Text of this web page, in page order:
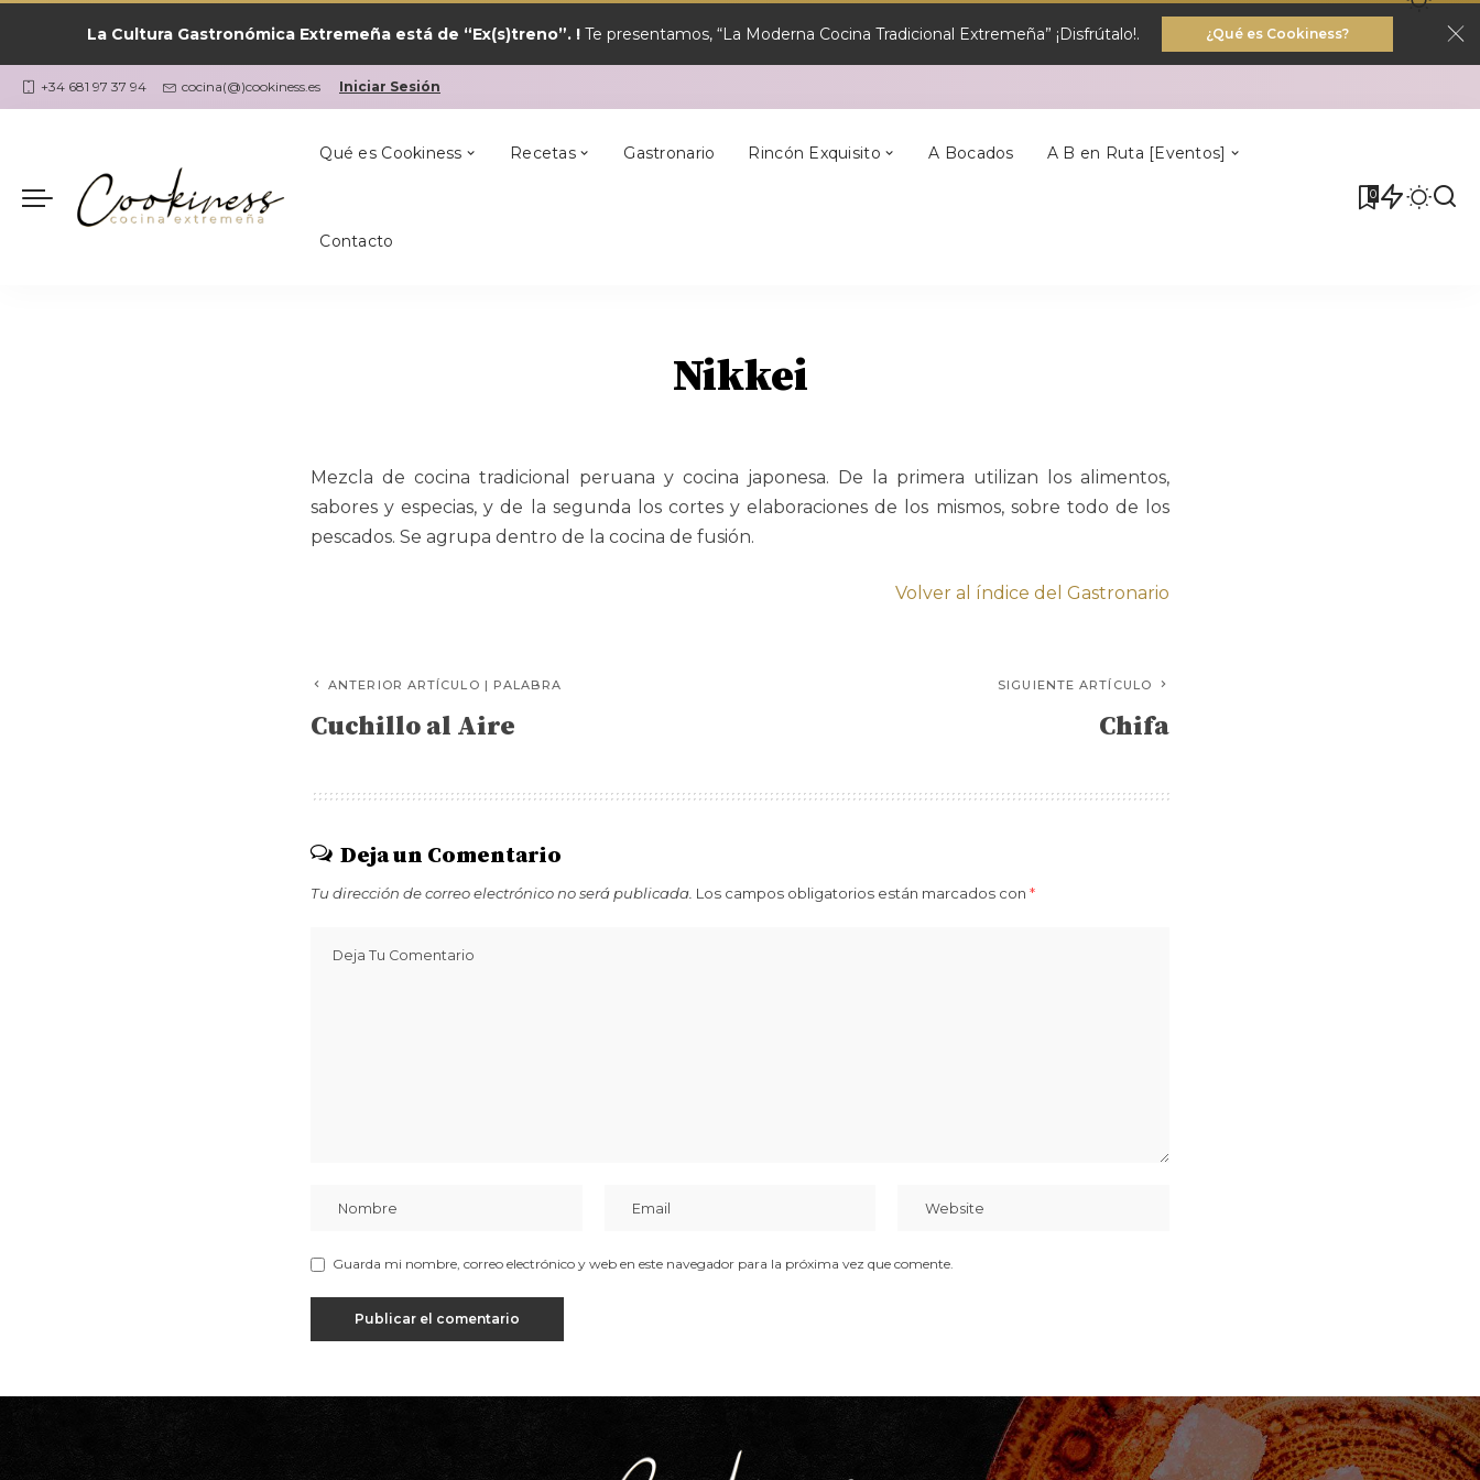
La Cultura Gastronómica Extremeña está de “Ex(s)treno”. ! Te presentamos, “La Moderna Cocina Tradicional Extremeña” ¡Disfrútalo!. ¿Qué es Cookiness?
+34 681 97 37 94 cocina(@)cookiness.es Iniciar Sesión
Qué es Cookiness Recetas
¿Qué Cocino Hoy?
Gastronario Rincón Exquisito A Bocados A B en Ruta [Eventos]
Contacto
0
Las Recetas por
Cookiness
¿Qué Cocino Hoy?
Los Mejores
Postres
En Semana Santa
Coria Alcántara Cilleros Villa Del Rey
Nikkei
Mezcla de cocina tradicional peruana y cocina japonesa. De la primera utilizan los alimentos,
sabores y especias, y de la segunda los cortes y elaboraciones de los mismos, sobre todo de los
pescados. Se agrupa dentro de la cocina de fusión.
Volver al índice del Gastronario
ANTERIOR ARTÍCULO | PALABRA
Cuchillo al Aire
SIGUIENTE ARTÍCULO
Chifa
Deja un Comentario
Tu dirección de correo electrónico no será publicada. Los campos obligatorios están marcados con *
Guarda mi nombre, correo electrónico y web en este navegador para la próxima vez que comente.